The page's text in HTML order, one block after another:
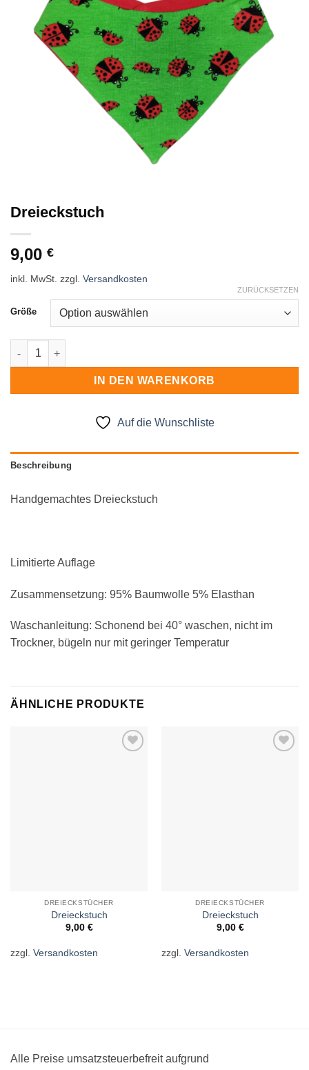
Dreieckstuch
9,00 €
inkl. MwSt. zzgl. Versandkosten
Größe
ZURÜCKSETZEN
Dreieckstuch Menge
IN DEN WARENKORB
Auf die Wunschliste
Beschreibung
Handgemachtes Dreieckstuch
Limitierte Auflage
Zusammensetzung: 95% Baumwolle 5% Elasthan
Waschanleitung: Schonend bei 40° waschen, nicht im
Trockner, bügeln nur mit geringer Temperatur
ÄHNLICHE PRODUKTE
DREIECKSTÜCHER
Dreieckstuch
9,00 €
zzgl. Versandkosten
DREIECKSTÜCHER
Dreieckstuch
9,00 €
zzgl. Versandkosten
Alle Preise umsatzsteuerbefreit aufgrund